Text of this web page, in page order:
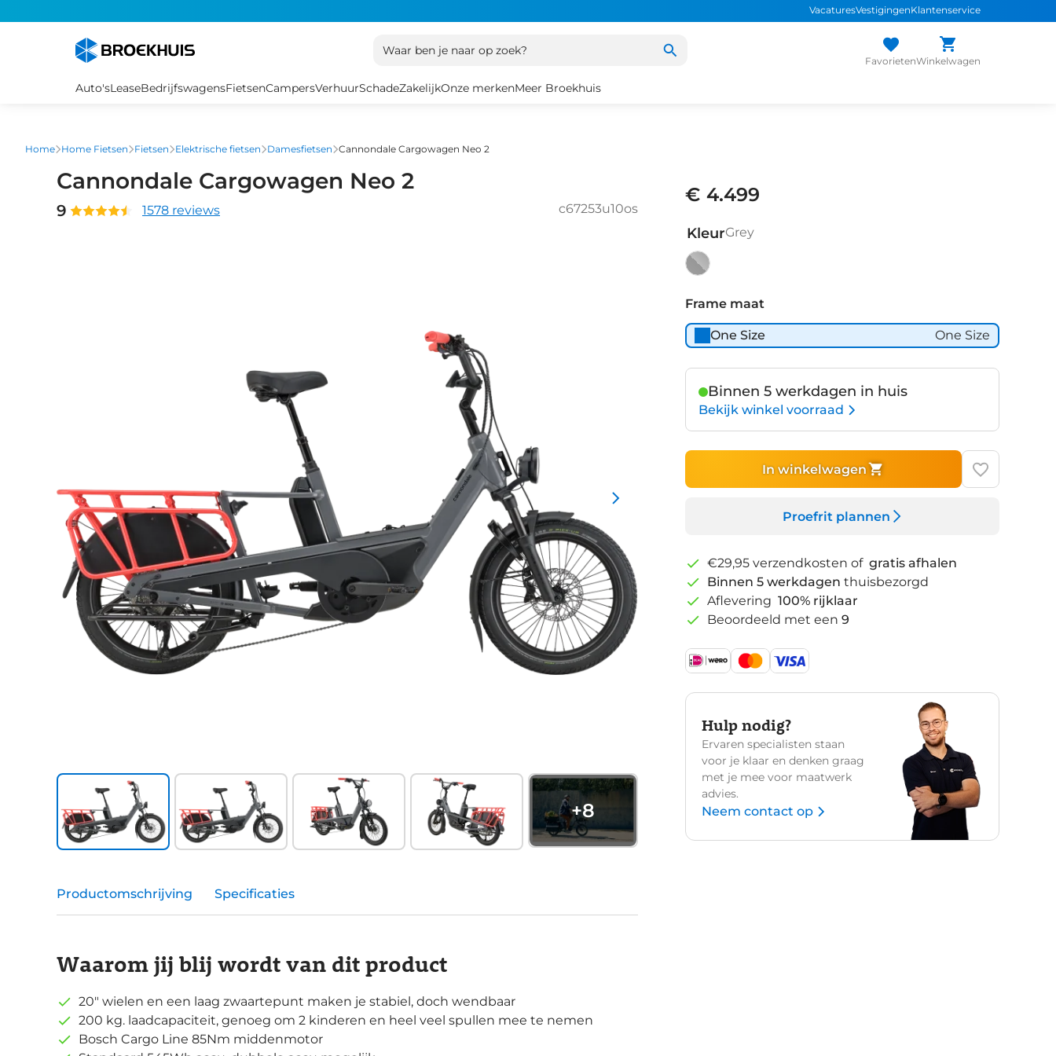
VacaturesVestigingenKlantenservice
Waar ben je naar op zoek?
FavorietenWinkelwagen
Auto'sLeaseBedrijfswagensFietsenCampersVerhuurSchadeZakelijkOnze merkenMeer Broekhuis
Home Home Fietsen Fietsen Elektrische fietsen Damesfietsen Cannondale Cargowagen Neo 2
Cannondale Cargowagen Neo 2
9 1578 reviews c67253u10os
+8
€ 4.499
KleurGrey
Frame maat
One Size One Size
Binnen 5 werkdagen in huis
Bekijk winkel voorraad
In winkelwagen
Proefrit plannen
€29,95 verzendkosten of gratis afhalen
Binnen 5 werkdagen thuisbezorgd
Aflevering 100% rijklaar
Beoordeeld met een 9
Hulp nodig?
Ervaren specialisten staan
voor je klaar en denken graag
met je mee voor maatwerk
advies.
Neem contact op
Productomschrijving Specificaties
Waarom jij blij wordt van dit product
20" wielen en een laag zwaartepunt maken je stabiel, doch wendbaar
200 kg. laadcapaciteit, genoeg om 2 kinderen en heel veel spullen mee te nemen
Bosch Cargo Line 85Nm middenmotor